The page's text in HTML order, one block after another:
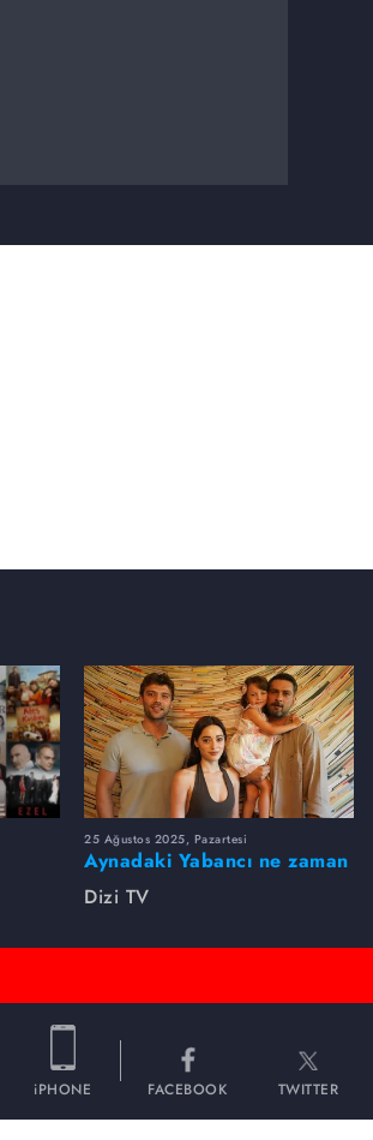
25 Ağustos 2025, Pazartesi
Aynadaki Yabancı ne zaman
başlayacak?
Dizi TV
iPHONE FACEBOOK TWITTER